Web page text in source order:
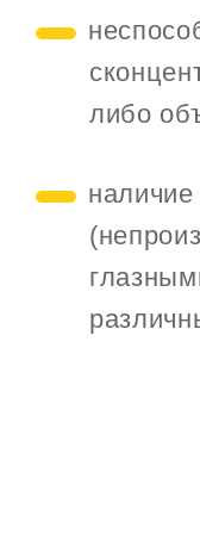
либо
наличие